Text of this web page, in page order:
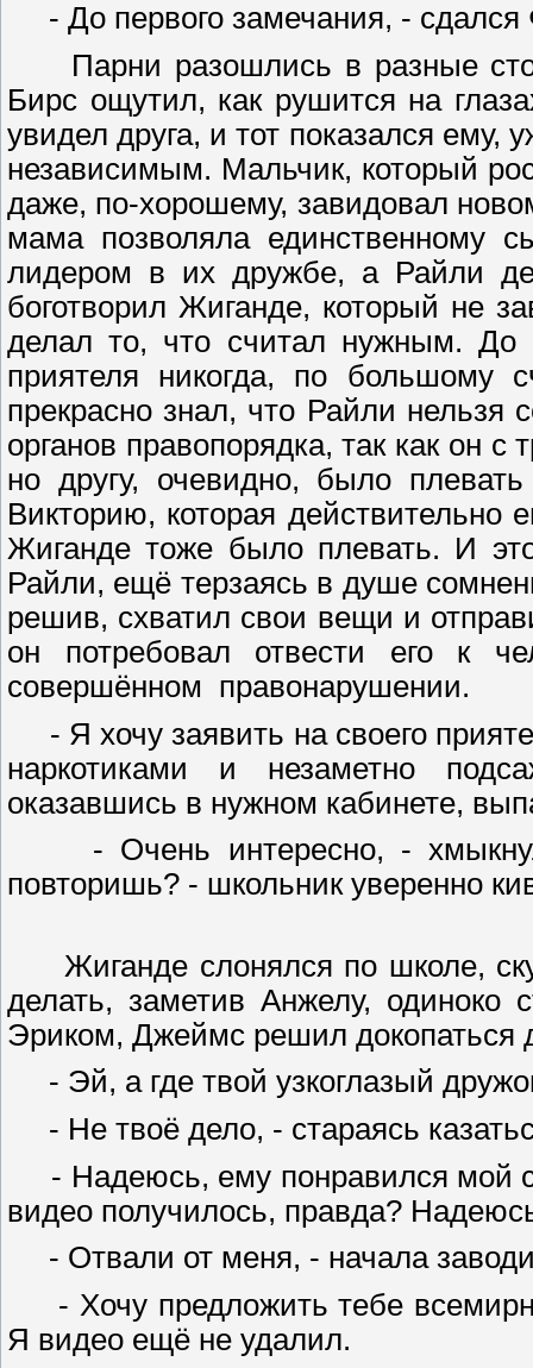
- До первого замечания, - сдался
Парни разошлись в разные
Бирс ощутил, как рушится на
увидел друга, и тот показался ему,
независимым. Мальчик, который
даже, по-хорошему, завидовал
мама позволяла единственному
лидером в их дружбе, а Райли
боготворил Жиганде, который не
делал то, что считал нужным. До
приятеля никогда, по большому
прекрасно знал, что Райли нельзя
органов правопорядка, так как он
но другу, очевидно, было
Викторию, которая действительно
Жиганде тоже было плевать. И
Райли, ещё терзаясь в душе
решив, схватил свои вещи и
он потребовал отвести его к
совершённом правонарушении.
- Я хочу заявить на своего
наркотиками и незаметно
оказавшись в нужном кабинете,
- Очень интересно, - хмыкнул
повторишь? - школьник уверенно
Жиганде слонялся по школе,
делать, заметив Анжелу,
Эриком, Джеймс решил докопаться
- Эй, а где твой узкоглазый
- Не твоё дело, - стараясь
- Надеюсь, ему понравился мой
видео получилось, правда?
- Отвали от меня, - начала
- Хочу предложить тебе
Я видео ещё не удалил.